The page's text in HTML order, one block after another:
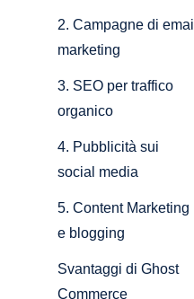
2. Campagne di email
marketing
3. SEO per traffico
organico
4. Pubblicità sui
social media
5. Content Marketing
e blogging
Svantaggi di Ghost
Commerce